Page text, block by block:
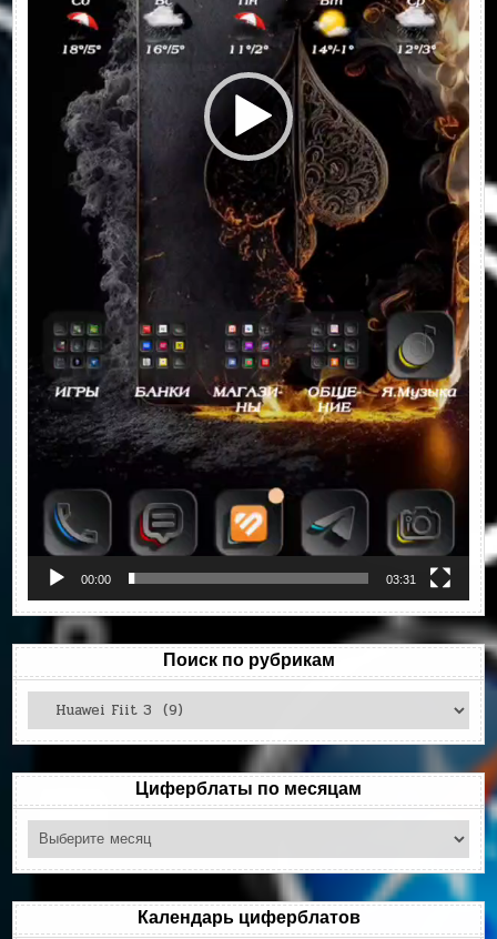
00:00 03:31
Поиск по рубрикам
Поиск
рубрикам
Циферблаты по месяцам
Циферблаты
месяцам
Календарь циферблатов